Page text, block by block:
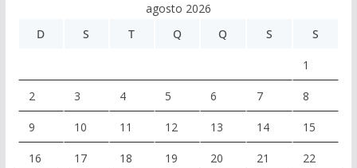
agosto 2026
D
S T Q Q S S
1
2 3 4 5 6 7 8
9 10 11 12 13 14 15
16 17 18 19 20 21 22